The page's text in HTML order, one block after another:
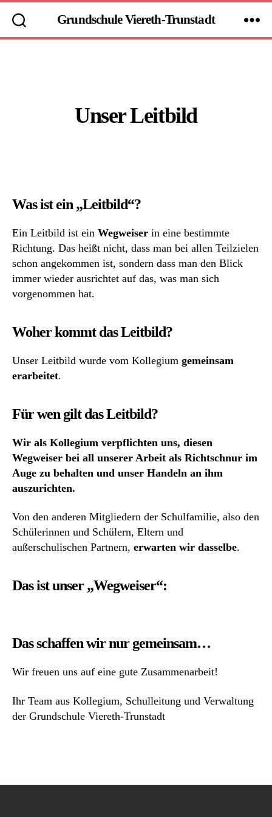
Grundschule Viereth-Trunstadt
Unser Leitbild
Was ist ein „Leitbild“?
Ein Leitbild ist ein Wegweiser in eine bestimmte
Richtung. Das heißt nicht, dass man bei allen Teilzielen
schon angekommen ist, sondern dass man den Blick
immer wieder ausrichtet auf das, was man sich
vorgenommen hat.
Woher kommt das Leitbild?
Unser Leitbild wurde vom Kollegium gemeinsam
erarbeitet.
Für wen gilt das Leitbild?
Wir als Kollegium verpflichten uns, diesen
Wegweiser bei all unserer Arbeit als Richtschnur im
Auge zu behalten und unser Handeln an ihm
auszurichten.
Von den anderen Mitgliedern der Schulfamilie, also den
Schülerinnen und Schülern, Eltern und
außerschulischen Partnern, erwarten wir dasselbe.
Das ist unser „Wegweiser“:
Das schaffen wir nur gemeinsam…
Wir freuen uns auf eine gute Zusammenarbeit!
Ihr Team aus Kollegium, Schulleitung und Verwaltung
der Grundschule Viereth-Trunstadt